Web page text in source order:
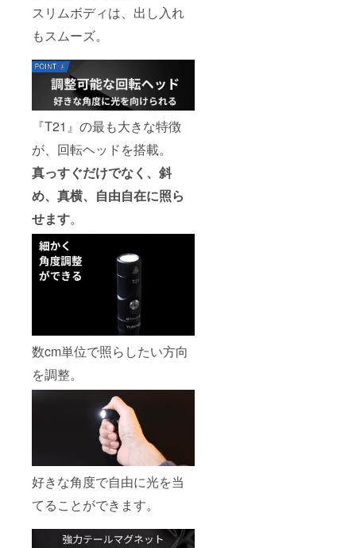
スリムボディは、出し入れ
もスムーズ。
『T21』の最も大きな特徴
が、回転ヘッドを搭載。
真っすぐだけでなく、斜
め、真横、自由自在に照ら
せます。
数cm単位で照らしたい方向
を調整。
好きな角度で自由に光を当
てることができます。